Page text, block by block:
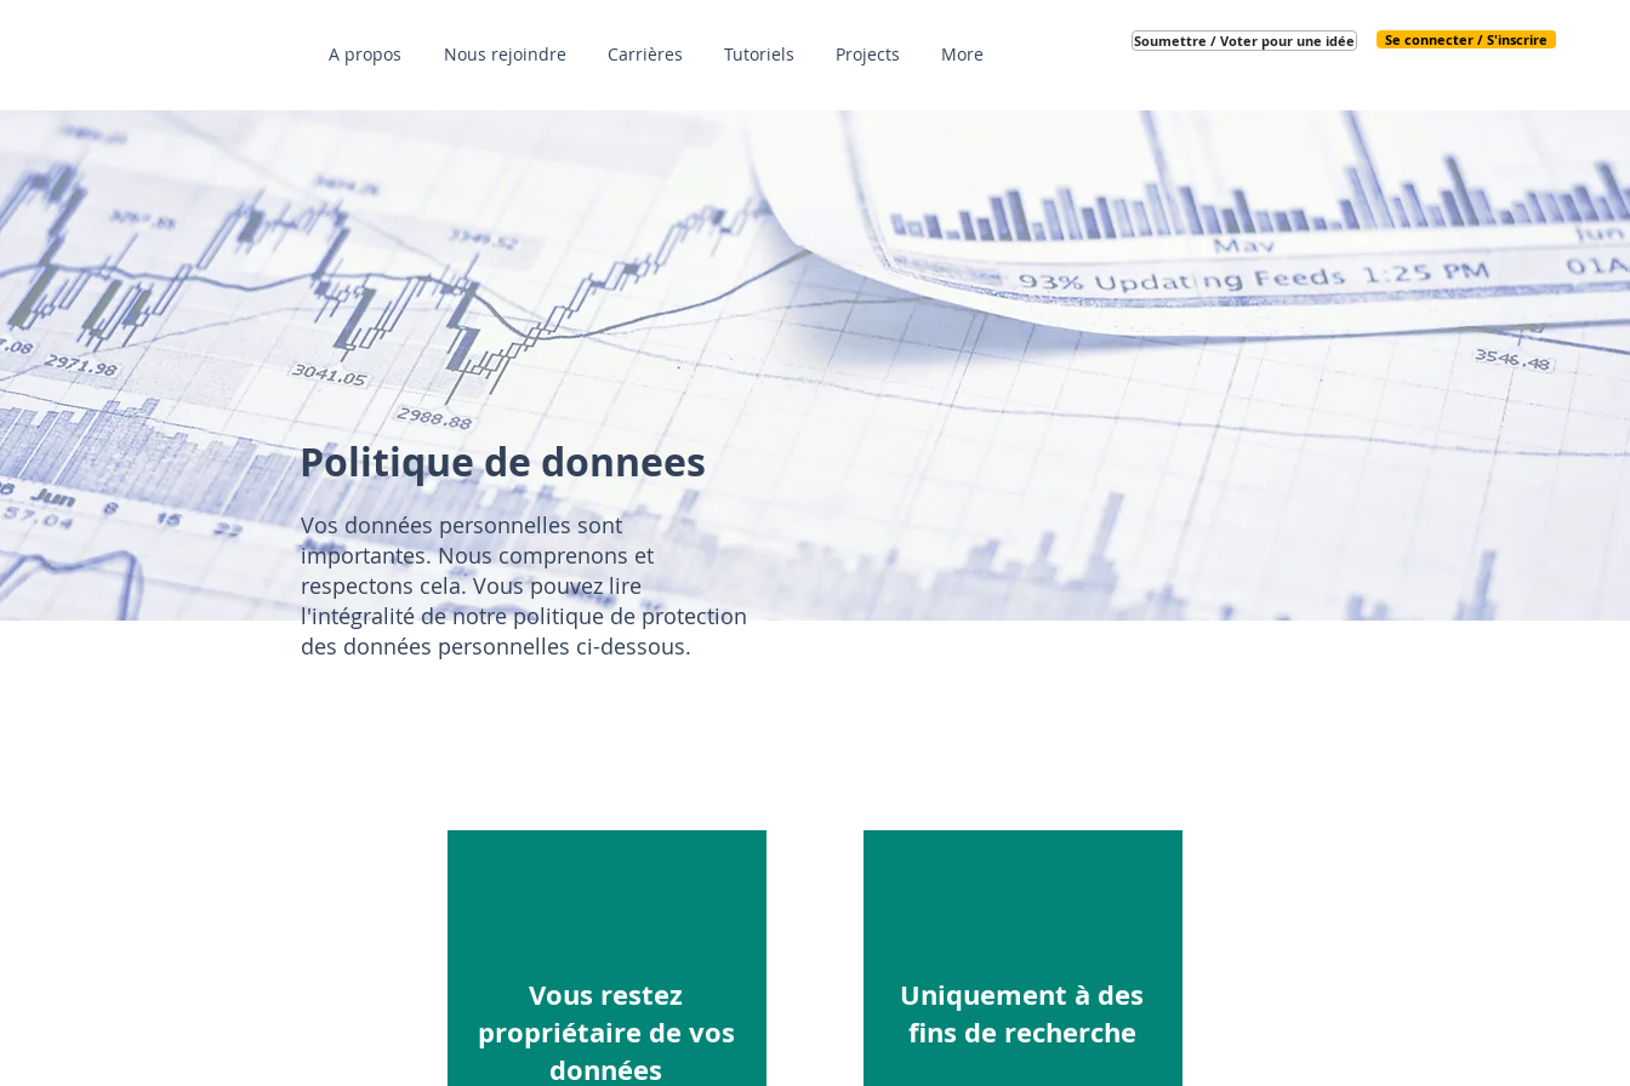
A propos Nous rejoindre Carrières Tutoriels Projects More
Soumettre / Voter pour une idée Se connecter / S'inscrire
Politique de donnees
Vos données personnelles sont
importantes. Nous comprenons et
respectons cela. Vous pouvez lire
l'intégralité de notre politique de protection
des données personnelles ci-dessous.
Vous restez
propriétaire de vos
données
Uniquement à des
fins de recherche